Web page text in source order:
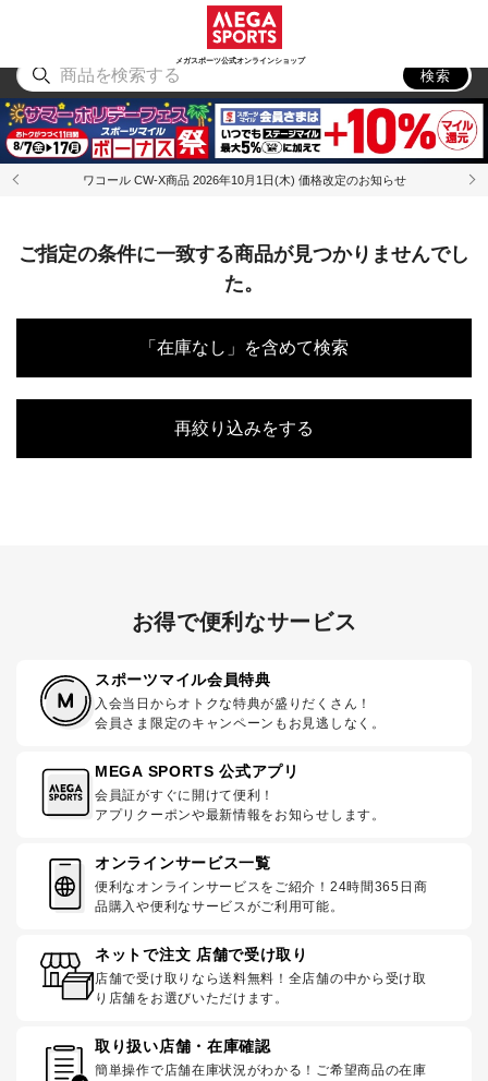
メガスポーツ公式オンラインショップ
アウトドア
検索
ワコール CW-X商品 2026年10月1日(木) 価格改定のお知らせ
ご指定の条件に一致する商品が見つかりませんでし
た。
「在庫なし」を含めて検索
再絞り込みをする
お得で便利なサービス
スポーツマイル会員特典
入会当日からオトクな特典が盛りだくさん！
会員さま限定のキャンペーンもお見逃しなく。
MEGA SPORTS 公式アプリ
会員証がすぐに開けて便利！
アプリクーポンや最新情報をお知らせします。
オンラインサービス一覧
便利なオンラインサービスをご紹介！24時間365日商
品購入や便利なサービスがご利用可能。
ネットで注文 店舗で受け取り
店舗で受け取りなら送料無料！全店舗の中から受け取
り店舗をお選びいただけます。
取り扱い店舗・在庫確認
簡単操作で店舗在庫状況がわかる！ご希望商品の在庫